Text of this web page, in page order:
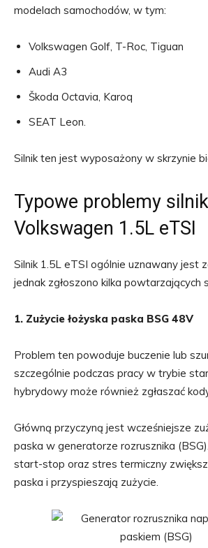
modelach samochodów, w tym:
Volkswagen Golf, T-Roc, Tiguan
Audi A3
Škoda Octavia, Karoq
SEAT Leon.
Silnik ten jest wyposażony w skrzynie
Typowe problemy
Volkswagen 1.5L eTSI
Silnik 1.5L eTSI ogólnie uznawany jest
jednak zgłoszono kilka powtarzających
1. Zużycie łożyska paska BSG 48V
Problem ten powoduje buczenie lub
szczególnie podczas pracy w trybie
hybrydowy może również zgłaszać
Główną przyczyną jest wcześniejsze
paska w generatorze rozrusznika
start-stop oraz stres termiczny
paska i przyspieszają zużycie.